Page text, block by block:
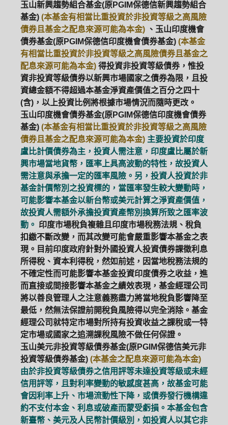
玉山新興趨勢組合基金(原PGIM保德信新興趨勢組合
基金) (本基金有相當比重投資於非投資等級之高風險
債券且基金之配息來源可能為本金) 、玉山印度機會
債券基金(原PGIM保德信印度機會債券基金) (本基金
有相當比重投資於非投資等級之高風險債券且基金之
配息來源可能為本金) 得投資非投資等級債券，惟投
資非投資等級債券以新興市場國家之債券為限，且投
資總金額不得超過本基金淨資產價值之百分之四十
(含)，以上投資比例將根據市場情況而隨時更改。
玉山印度機會債券基金(原PGIM保德信印度機會債券
基金) (本基金有相當比重投資於非投資等級之高風險
債券且基金之配息來源可能為本金) 主要投資於印度
盧比計價債券為主，投資人需注意，印度盧比屬於新
興市場當地貨幣，匯率上具高波動的特性，故投資人
需注意與承擔一定的匯率風險。另，投資人投資於非
基金計價幣別之投資標的，當匯率發生較大變動時，
可能影響本基金以新台幣或美元計算之淨資產價值，
故投資人需額外承擔投資資產幣別換算所致之匯率波
動。 印度市場稅負複雜且印度市場稅務法規、稅負
扣繳不斷改變，而其改變可能會嚴重影響本基金之表
現。目前印度政府針對外國投資人投資債券課徵利息
所得稅、資本利得稅，然如前述，因當地稅務法規的
不確定性而可能影響本基金投資印度債券之收益，進
而直接或間接影響本基金之績效表現，基金經理公司
將以善良管理人之注意義務盡力將當地稅負影響降至
最低，然無法保證前開稅負風險得以完全消除。基金
經理公司就特定市場對所持有投資收益之課稅或一特
定市場或國家之追溯課稅風險不做任何保證。
玉山美元非投資等級債券基金(原PGIM保德信美元非
投資等級債券基金) (本基金之配息來源可能為本金)
由於非投資等級債券之信用評等未達投資等級或未經
信用評等，且對利率變動的敏感度甚高，故基金可能
會因利率上升、市場流動性下降，或債券發行機構違
約不支付本金、利息或破產而蒙受虧損。本基金包含
新臺幣、美元及人民幣計價級別，如投資人以其它非